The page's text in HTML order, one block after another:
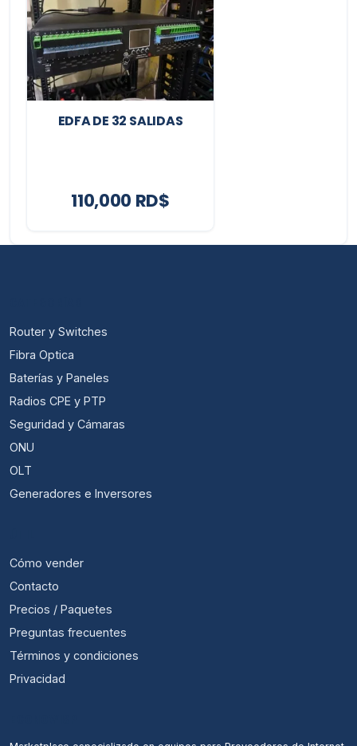
EDFA DE 32 SALIDAS
110,000 RD$
Router y Switches
Fibra Optica
Baterías y Paneles
Radios CPE y PTP
Seguridad y Cámaras
ONU
OLT
Generadores e Inversores
Cómo vender
Contacto
Precios / Paquetes
Preguntas frecuentes
Términos y condiciones
Privacidad